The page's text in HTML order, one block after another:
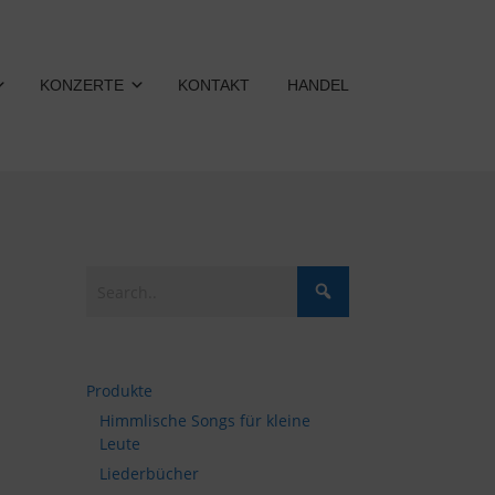
KONZERTE KONTAKT HANDEL
Produkte
Himmlische Songs für kleine
Leute
Liederbücher